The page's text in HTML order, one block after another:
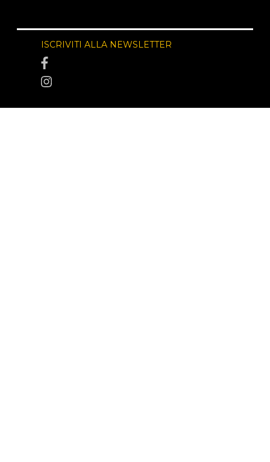
ISCRIVITI ALLA NEWSLETTER